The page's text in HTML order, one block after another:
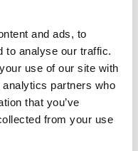
and ads, to
to analyse our traffic.
use of our site with
partners who
that you’ve
from your use
(P3-45)